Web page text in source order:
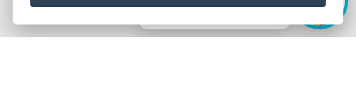
como posso te ajudar hoje?